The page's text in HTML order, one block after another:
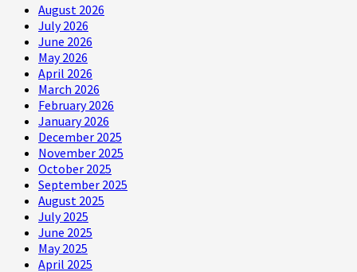
August 2026
July 2026
June 2026
May 2026
April 2026
March 2026
February 2026
January 2026
December 2025
November 2025
October 2025
September 2025
August 2025
July 2025
June 2025
May 2025
April 2025